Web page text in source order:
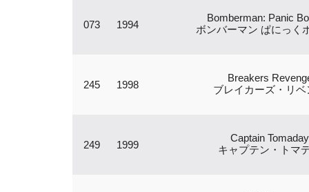
073 1994
Bomberman: Panic
ボンバーマン ぱにっく
245 1998
Breakers
ブレイカーズ・リベ
249 1999
Captain Tomaday
キャプテン・トマ